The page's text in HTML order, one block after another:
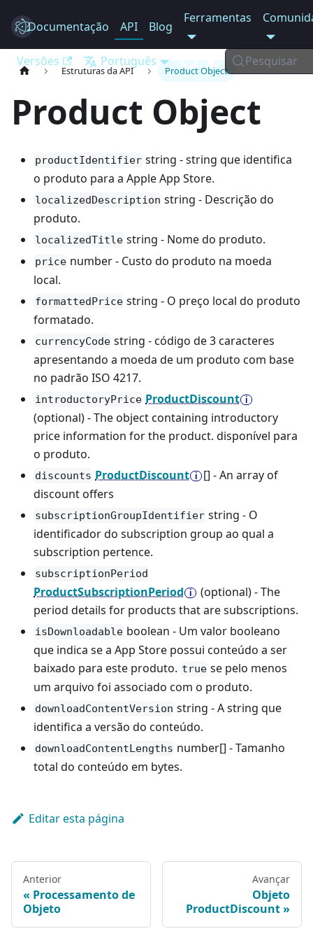
Electron
Documentação API Blog
Ferramentas
Versões Português Pesquisar
Estruturas da API Product Object
Product Object
productIdentifier string - string que identifica
o produto para a Apple App Store.
localizedDescription string - Descrição do
produto.
localizedTitle string - Nome do produto.
price number - Custo do produto na moeda
local.
formattedPrice string - O preço local do produto
formatado.
currencyCode string - código de 3 caracteres
apresentando a moeda de um produto com base
no padrão ISO 4217.
introductoryPrice ProductDiscount
(optional) - The object containing introductory
price information for the product. disponível para
o produto.
discounts ProductDiscount
[] - An array of
discount offers
subscriptionGroupIdentifier string - O
identificador do subscription group ao qual a
subscription pertence.
subscriptionPeriod
ProductSubscriptionPeriod
(optional) - The
period details for products that are subscriptions.
isDownloadable boolean - Um valor booleano
que indica se a App Store possui conteúdo a ser
baixado para este produto. true se pelo menos
um arquivo foi associado com o produto.
downloadContentVersion string - A string que
identifica a versão do conteúdo.
downloadContentLengths number[] - Tamanho
total do conteúdo em bytes.
Editar esta página
Anterior
Processamento de
Objeto
Avançar
Objeto
ProductDiscount